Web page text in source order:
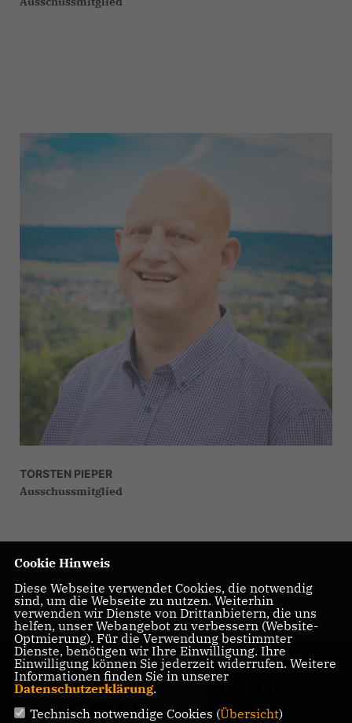
TORSTEN PIEPER
Ausschussmitglied
DATENSCHUTZ
Cookie Hinweis
Diese Webseite verwendet Cookies, die notwendig
sind, um die Webseite zu nutzen. Weiterhin
verwenden wir Dienste von Drittanbietern, die uns
helfen, unser Webangebot zu verbessern (Website-
Optmierung). Für die Verwendung bestimmter
Dienste, benötigen wir Ihre Einwilligung. Ihre
Einwilligung können Sie jederzeit widerrufen. Weitere
Informationen finden Sie in unserer
Datenschutzerklärung.
Technisch notwendige Cookies (Übersicht)